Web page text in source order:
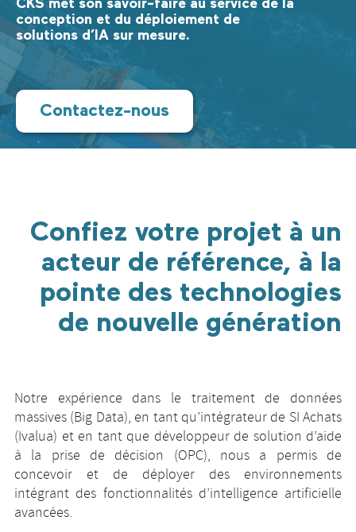
CKS met son savoir-faire au service de la
conception et du déploiement de
solutions d’IA sur mesure.
Contactez-nous
Confiez votre projet à un
acteur de référence, à la
pointe des technologies
de nouvelle génération
Notre expérience dans le traitement de données
massives (Big Data), en tant qu’intégrateur de SI Achats
(Ivalua) et en tant que développeur de solution d’aide
à la prise de décision (OPC), nous a permis de
concevoir et de déployer des environnements
intégrant des fonctionnalités d’intelligence artificielle
avancées.